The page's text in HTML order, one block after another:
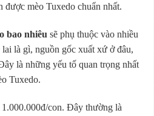
được mèo Tuxedo chuẩn nhất.
bao nhiêu sẽ phụ thuộc vào nhiều
là gì, nguồn gốc xuất xứ ở đâu,
là những yếu tố quan trọng nhất
Tuxedo.
con. Đây thường là